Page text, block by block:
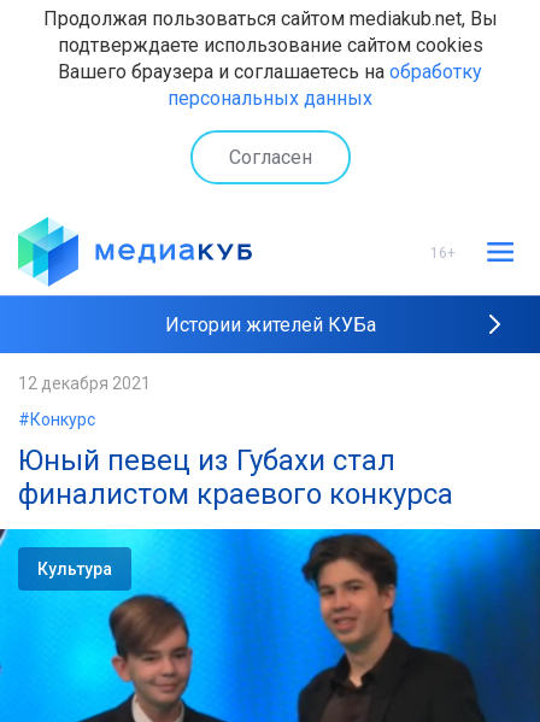
Продолжая пользоваться сайтом mediakub.net, Вы
подтверждаете использование сайтом cookies
Вашего браузера и соглашаетесь на обработку
персональных данных
Согласен
16+
Истории жителей КУБа
Наши интервью
12 декабря 2021
#Конкурс
Юный певец из Губахи стал
финалистом краевого конкурса
Культура